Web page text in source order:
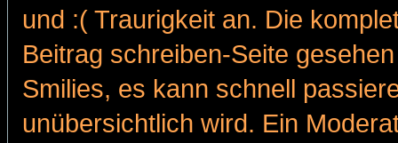
und :( Traurigkeit an. Die
Beitrag schreiben-Seite
Smilies, es kann schnell
unübersichtlich wird. Ein